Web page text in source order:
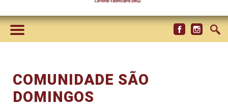
COMUNIDADE SÃO
DOMINGOS